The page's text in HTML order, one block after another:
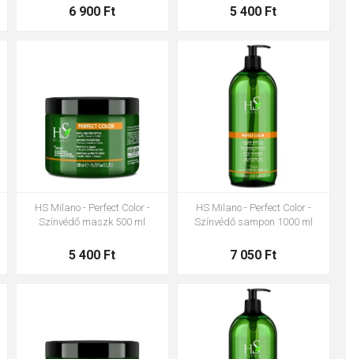
6 900 Ft 5 400 Ft
HS Milano - Perfect Color -
Színvédő maszk 500 ml
5 400 Ft
HS Milano - Perfect Color -
Színvédő sampon 1000 ml
7 050 Ft